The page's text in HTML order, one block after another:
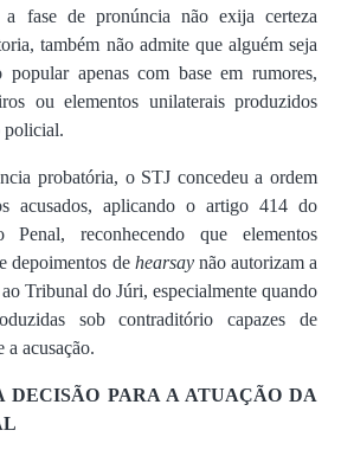
fase de pronúncia não exija certeza
também não admite que alguém seja
popular apenas com base em rumores,
ou elementos unilaterais produzidos
policial.
probatória, o STJ concedeu a ordem
acusados, aplicando o artigo 414 do
Penal, reconhecendo que elementos
depoimentos de hearsaynão autorizam a
Tribunal do Júri, especialmente quando
sob contraditório capazes de
a acusação.
DECISÃO PARA A ATUAÇÃO DA